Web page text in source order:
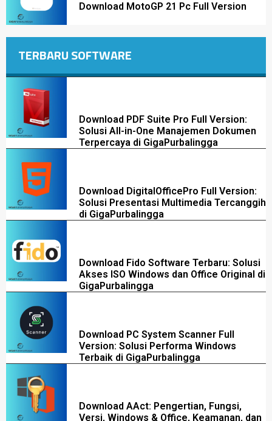
Download MotoGP 21 Pc Full Version
TERBARU SOFTWARE
Download PDF Suite Pro Full Version:
Solusi All-in-One Manajemen Dokumen
Terpercaya di GigaPurbalingga
Download DigitalOfficePro Full Version:
Solusi Presentasi Multimedia Tercanggih
di GigaPurbalingga
Download Fido Software Terbaru: Solusi
Akses ISO Windows dan Office Original di
GigaPurbalingga
Download PC System Scanner Full
Version: Solusi Performa Windows
Terbaik di GigaPurbalingga
Download AAct: Pengertian, Fungsi,
Versi, Windows & Office, Keamanan, dan